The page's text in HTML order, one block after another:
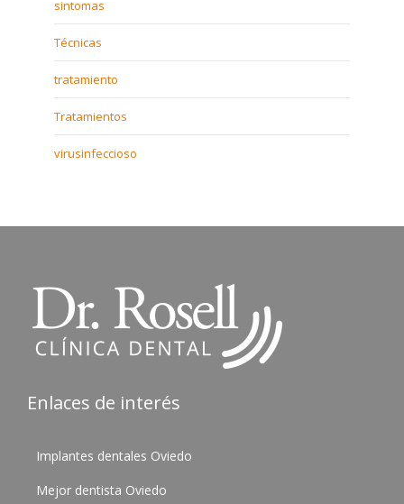
sintomas
Técnicas
tratamiento
Tratamientos
virusinfeccioso
Enlaces de interés
Implantes dentales Oviedo
Mejor dentista Oviedo